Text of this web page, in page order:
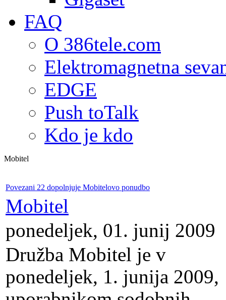
FAQ
O 386tele.com
Elektromagnetna
EDGE
Push toTalk
Kdo je kdo
Mobitel
Povezani 22 dopolnjuje Mobitelovo ponudbo
Mobitel
ponedeljek, 01. junij 2009
Družba Mobitel je v
ponedeljek, 1. junija 2009,